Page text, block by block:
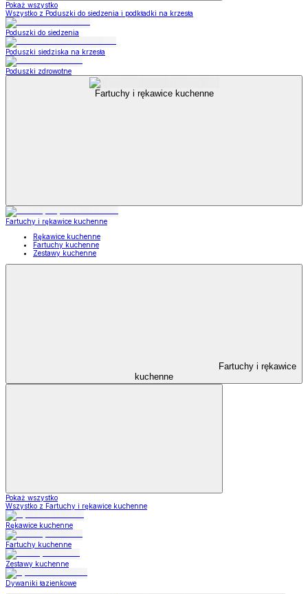
Pokaż wszystko
Wszystko z Poduszki do siedzenia i podkładki na krzesła
Poduszki do siedzenia
Poduszki siedziska na krzesła
Poduszki zdrowotne
Fartuchy i rękawice kuchenne
Fartuchy i rękawice kuchenne
Rękawice kuchenne
Fartuchy kuchenne
Zestawy kuchenne
Fartuchy i rękawice
kuchenne
Pokaż wszystko
Wszystko z Fartuchy i rękawice kuchenne
Rękawice kuchenne
Fartuchy kuchenne
Zestawy kuchenne
Dywaniki łazienkowe